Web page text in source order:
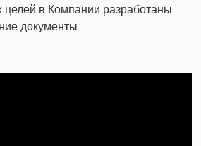
целей в Компании разработаны
документы